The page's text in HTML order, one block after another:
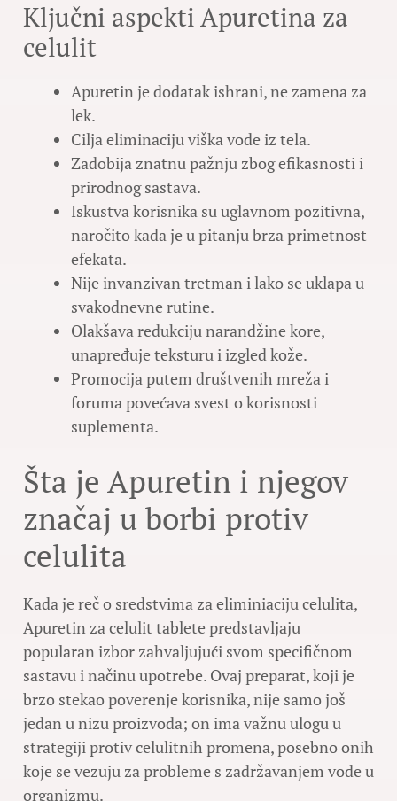
Ključni aspekti Apuretina za
celulit
Apuretin je dodatak ishrani, ne zamena za
lek.
Cilja eliminaciju viška vode iz tela.
Zadobija znatnu pažnju zbog efikasnosti i
prirodnog sastava.
Iskustva korisnika su uglavnom pozitivna,
naročito kada je u pitanju brza primetnost
efekata.
Nije invanzivan tretman i lako se uklapa u
svakodnevne rutine.
Olakšava redukciju narandžine kore,
unapređuje teksturu i izgled kože.
Promocija putem društvenih mreža i
foruma povećava svest o korisnosti
suplementa.
Šta je Apuretin i njegov
značaj u borbi protiv
celulita
Kada je reč o sredstvima za eliminiaciju celulita,
Apuretin za celulit tablete predstavljaju
popularan izbor zahvaljujući svom specifičnom
sastavu i načinu upotrebe. Ovaj preparat, koji je
brzo stekao poverenje korisnika, nije samo još
jedan u nizu proizvoda; on ima važnu ulogu u
strategiji protiv celulitnih promena, posebno onih
koje se vezuju za probleme s zadržavanjem vode u
organizmu.